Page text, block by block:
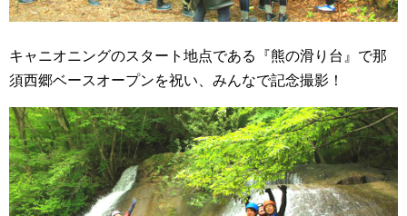
キャニオニングのスタート地点である『熊の滑り台』で那
須西郷ベースオープンを祝い、みんなで記念撮影！